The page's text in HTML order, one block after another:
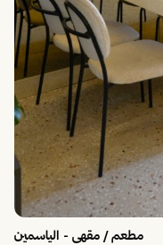
مطعم / مقهى - الياسمين